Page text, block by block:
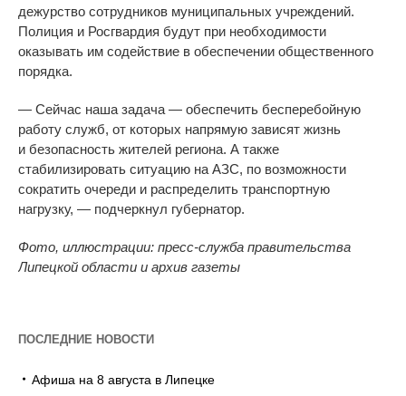
дежурство сотрудников муниципальных учреждений.
Полиция и Росгвардия будут при необходимости
оказывать им содействие в обеспечении общественного
порядка.
— Сейчас наша задача — обеспечить бесперебойную
работу служб, от которых напрямую зависят жизнь
и безопасность жителей региона. А также
стабилизировать ситуацию на АЗС, по возможности
сократить очереди и распределить транспортную
нагрузку, — подчеркнул губернатор.
Фото, иллюстрации: пресс-служба правительства
Липецкой области и архив газеты
ПОСЛЕДНИЕ НОВОСТИ
Афиша на 8 августа в Липецке